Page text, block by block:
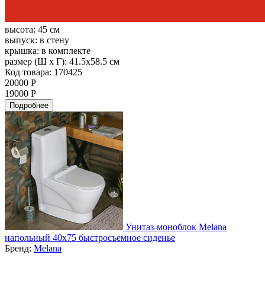
высота: 45 см
выпуск: в стену
крышка: в комплекте
размер (Ш х Г): 41.5x58.5 см
Код товара: 170425
20000 Р
19000 Р
Подробнее
Унитаз-моноблок Melana
напольный 40x75 быстросъемное сиденье
Бренд: Melana